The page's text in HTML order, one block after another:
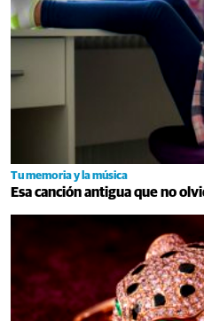
Tu memoria y la música
Esa canción antigua que no